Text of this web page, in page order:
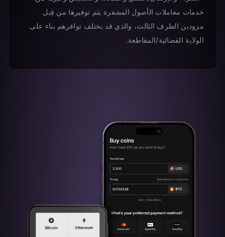
خدمات معاملات الأصول المشفرة يتم توفيرها من قِبل
مزودين الطرف الثالث، والذي قد يختلف توافرهم بناء على
الولاية القضائية/المقاطعة.